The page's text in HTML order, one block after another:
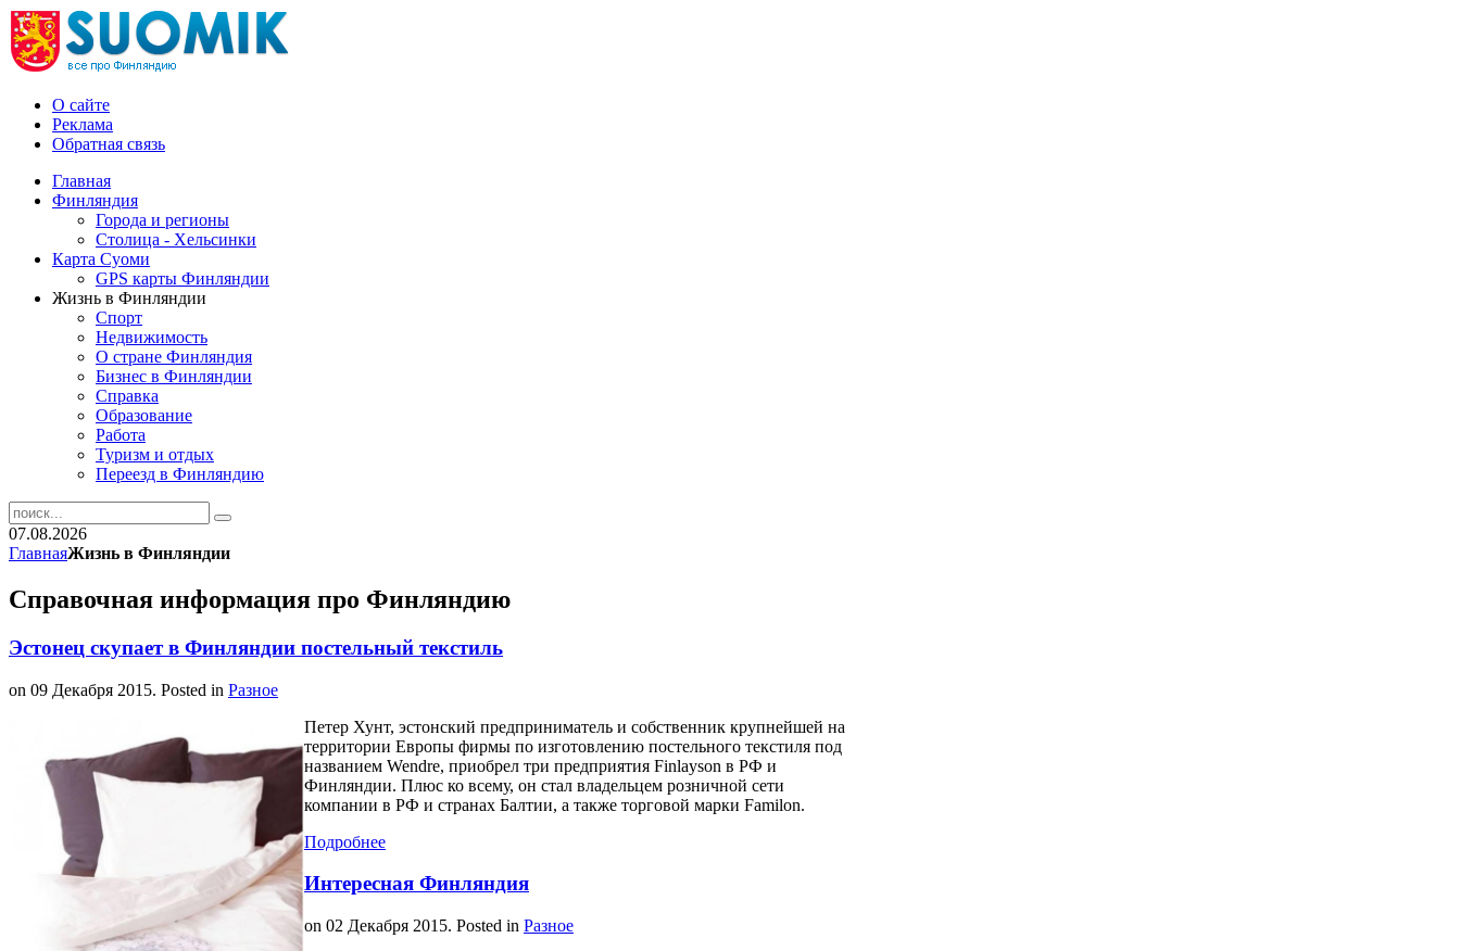
О сайте
Реклама
Обратная связь
Главная
Финляндия
Города и регионы
Столица - Хельсинки
Карта Суоми
GPS карты Финляндии
Жизнь в Финляндии
Спорт
Недвижимость
О стране Финляндия
Бизнес в Финляндии
Справка
Образование
Работа
Туризм и отдых
Переезд в Финляндию
07.08.2026
ГлавнаяЖизнь в Финляндии
Справочная информация про Финляндию
Эстонец скупает в Финляндии постельный текстиль
on 09 Декабря 2015. Posted in Разное
Петер Хунт, эстонский предприниматель и собственник крупнейшей на
территории Европы фирмы по изготовлению постельного текстиля под
названием Wendre, приобрел три предприятия Finlayson в РФ и
Финляндии. Плюс ко всему, он стал владельцем розничной сети
компании в РФ и странах Балтии, а также торговой марки Familon.
Подробнее
Интересная Финляндия
on 02 Декабря 2015. Posted in Разное